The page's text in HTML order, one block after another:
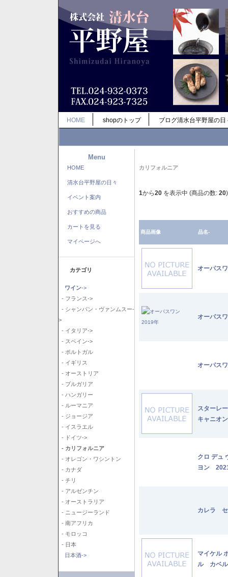
HOME shopのトップ ブログ清水台平野屋の日
Menu
HOME
清水台平野屋の日々
イベント案内
おすすめの商品
カートを見る
マイページへ
カテゴリ
ワイン->
- フランス->
- シャンパン・ヴァンムスー-
>
- イタリア->
- スペイン->
- ポルトガル
- イギリス
- オーストリア
- ブルガリア
- ハンガリー
- ルーマニア
- ジョージア
- イスラエル
- ドイツ->
- カリフォルニア
- オレゴン・ワシントン
- カナダ
- チリ
- アルゼンチン
- オーストラリア
- ニュージーランド
- 南アフリカ
- モロッコ
- 日本
日本酒->
カリフォルニア
1から20 を表示中 (商品の数: 20)
商品画像 品名-
オーパス
オーパス
オーパス
スターレ
キャニオ
クロ デュ
ヨン
カレラ
マイケル
ル カベ